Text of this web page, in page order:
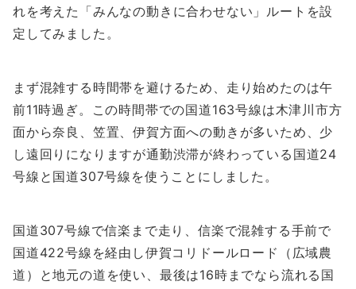
れを考えた「みんなの動きに合わせない」ルートを設
定してみました。
まず混雑する時間帯を避けるため、走り始めたのは午
前11時過ぎ。この時間帯での国道163号線は木津川市方
面から奈良、笠置、伊賀方面への動きが多いため、少
し遠回りになりますが通勤渋滞が終わっている国道24
号線と国道307号線を使うことにしました。
国道307号線で信楽まで走り、信楽で混雑する手前で
国道422号線を経由し伊賀コリドールロード（広域農
道）と地元の道を使い、最後は16時までなら流れる国